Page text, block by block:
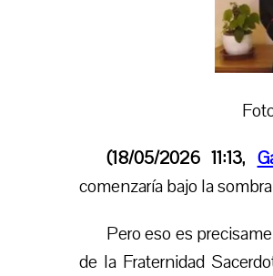
(18/05/2026 11:13,
comenzaría bajo la
Pero eso es
de la Fraternidad